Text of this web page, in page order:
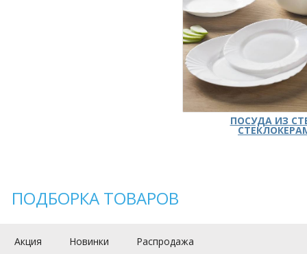
ПОСУДА ИЗ
ПОДБОРКА ТОВАРОВ
Акция Новинки Распродажа